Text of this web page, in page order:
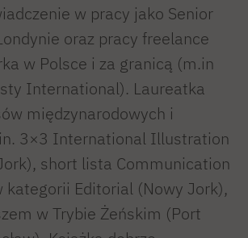
w pracy jako Senior
oraz pracy freelance
w Polsce i za granicą (m.in
International). Laureatka
międzynarodowych i
3×3 International Illustration
short lista Communication
kategorii Editorial (Nowy Jork),
w Trybie Żeńskim (Port